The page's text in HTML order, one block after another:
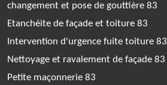
changement et pose de gouttière 83
Etanchéite de façade et toiture 83
Intervention d'urgence fuite toiture 83
Nettoyage et ravalement de façade 83
Petite maçonnerie 83